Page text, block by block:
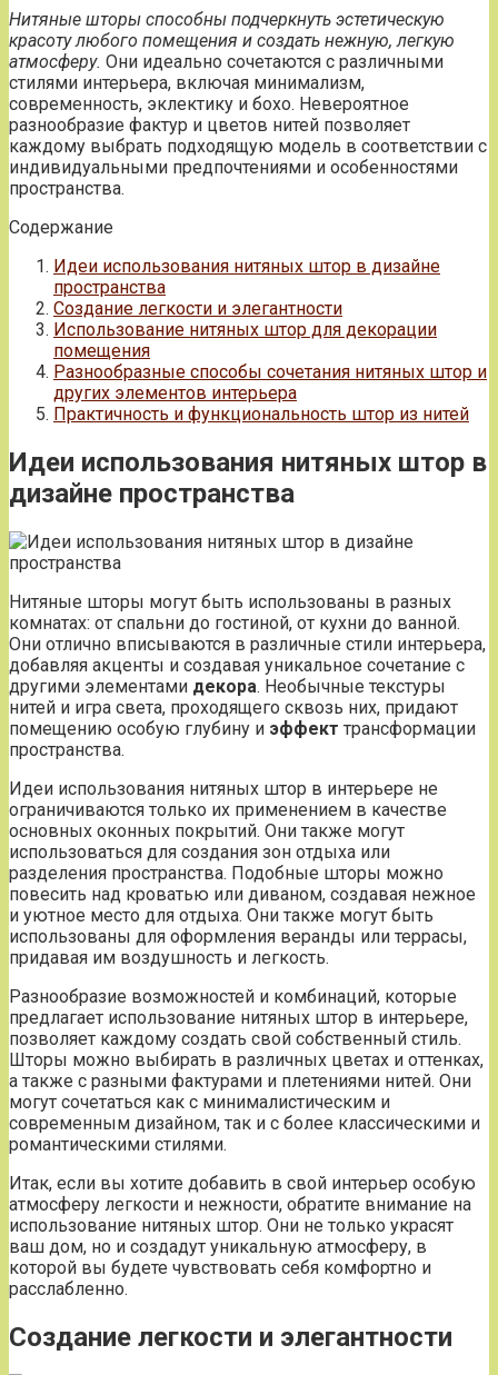
Нитяные шторы способны подчеркнуть эстетическую
красоту любого помещения и создать нежную, легкую
атмосферу. Они идеально сочетаются с различными
стилями интерьера, включая минимализм,
современность, эклектику и бохо. Невероятное
разнообразие фактур и цветов нитей позволяет
каждому выбрать подходящую модель в соответствии с
индивидуальными предпочтениями и особенностями
пространства.
Содержание
Идеи использования нитяных штор в дизайне
пространства
Создание легкости и элегантности
Использование нитяных штор для декорации
помещения
Разнообразные способы сочетания нитяных штор и
других элементов интерьера
Практичность и функциональность штор из нитей
Идеи использования нитяных штор в
дизайне пространства
Нитяные шторы могут быть использованы в разных
комнатах: от спальни до гостиной, от кухни до ванной.
Они отлично вписываются в различные стили интерьера,
добавляя акценты и создавая уникальное сочетание с
другими элементами декора. Необычные текстуры
нитей и игра света, проходящего сквозь них, придают
помещению особую глубину и эффект трансформации
пространства.
Идеи использования нитяных штор в интерьере не
ограничиваются только их применением в качестве
основных оконных покрытий. Они также могут
использоваться для создания зон отдыха или
разделения пространства. Подобные шторы можно
повесить над кроватью или диваном, создавая нежное
и уютное место для отдыха. Они также могут быть
использованы для оформления веранды или террасы,
придавая им воздушность и легкость.
Разнообразие возможностей и комбинаций, которые
предлагает использование нитяных штор в интерьере,
позволяет каждому создать свой собственный стиль.
Шторы можно выбирать в различных цветах и оттенках,
а также с разными фактурами и плетениями нитей. Они
могут сочетаться как с минималистическим и
современным дизайном, так и с более классическими и
романтическими стилями.
Итак, если вы хотите добавить в свой интерьер особую
атмосферу легкости и нежности, обратите внимание на
использование нитяных штор. Они не только украсят
ваш дом, но и создадут уникальную атмосферу, в
которой вы будете чувствовать себя комфортно и
расслабленно.
Создание легкости и элегантности